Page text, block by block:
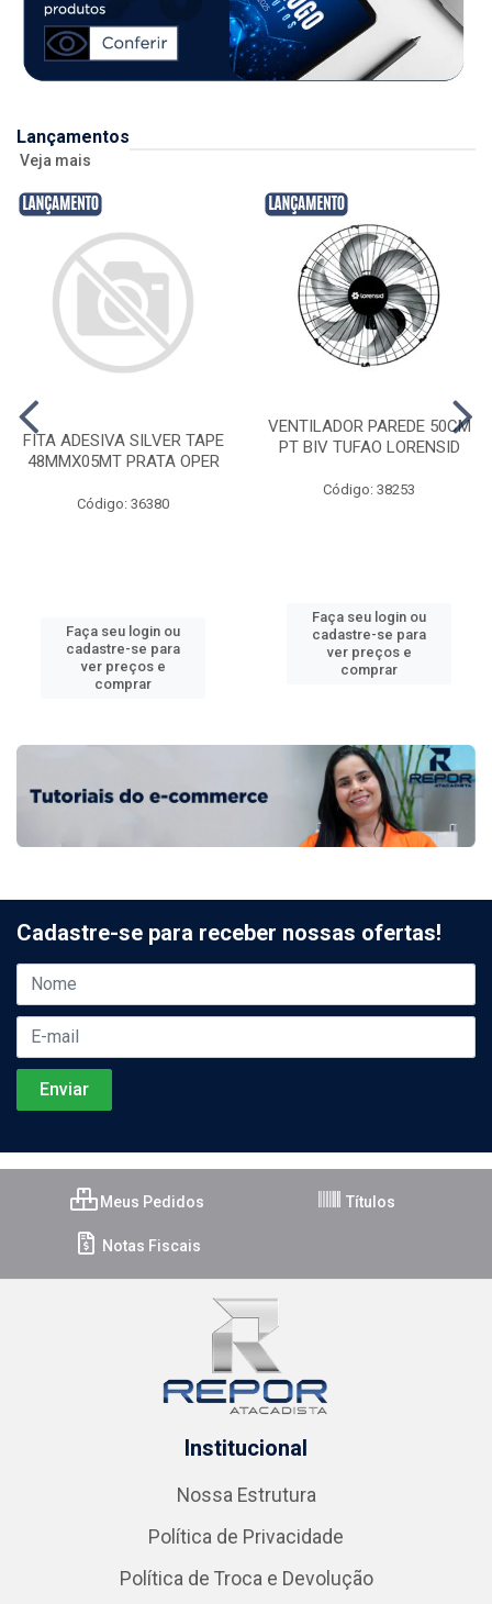
Lançamentos
Veja mais
FITA ADESIVA SILVER TAPE
48MMX05MT PRATA OPER
Código: 36380
Faça seu login ou
cadastre-se para
ver preços e
comprar
VENTILADOR PAREDE 50CM
PT BIV TUFAO LORENSID
Código: 38253
Faça seu login ou
cadastre-se para
ver preços e
comprar
Cadastre-se para receber nossas ofertas!
Meus Pedidos Títulos
Notas Fiscais
Institucional
Nossa Estrutura
Política de Privacidade
Política de Troca e Devolução